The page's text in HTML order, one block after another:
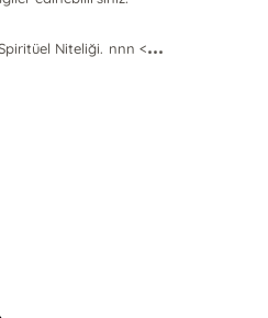
Niteliği. nnn <...